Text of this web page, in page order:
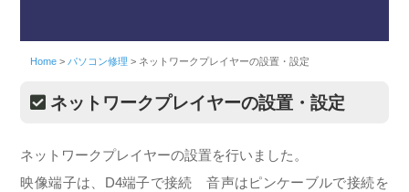
Home > パソコン修理 > ネットワークプレイヤーの設置・設定
ネットワークプレイヤーの設置・設定
ネットワークプレイヤーの設置を行いました。
映像端子は、D4端子で接続 音声はピンケーブルで接続を